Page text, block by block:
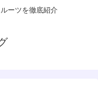
ーツを徹底紹介